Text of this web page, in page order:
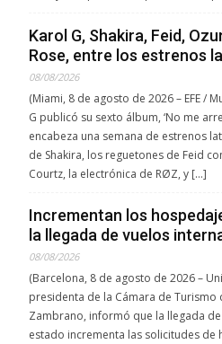
Karol G, Shakira, Feid,
Rose, entre los estrenos
08/08/2026
(Miami, 8 de agosto de 2026 – EFE /
G publicó su sexto álbum, ‘No me
encabeza una semana de estrenos
de Shakira, los reguetones de Feid
Courtz, la electrónica de RØZ, y […]
Incrementan los
la llegada de vuelos
08/08/2026
(Barcelona, 8 de agosto de 2026 –
presidenta de la Cámara de Turismo
Zambrano, informó que la llegada
estado incrementa las solicitudes de